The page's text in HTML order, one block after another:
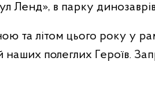
Ленд», в парку
та літом цього року у
наших полеглих Героїв.